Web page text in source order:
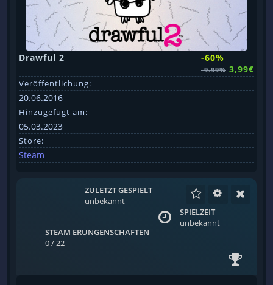
Drawful 2 -60%
-9.99% 3,99€
Veröffentlichung:
20.06.2016
Hinzugefügt am:
05.03.2023
Store:
Steam
ZULETZT GESPIELT
unbekannt
SPIELZEIT
unbekannt
STEAM ERUNGENSCHAFTEN
0 / 22